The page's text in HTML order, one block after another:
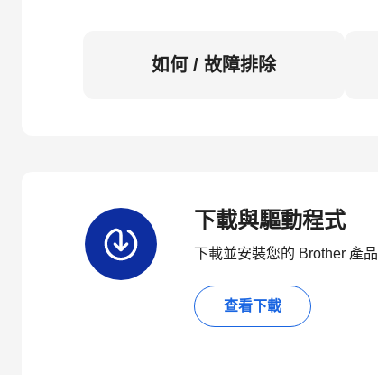
如何 / 故障排除
下載與驅動程式
下載並安裝您的 Brother 產
查看下載